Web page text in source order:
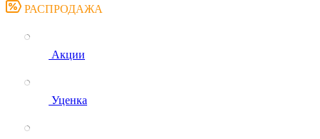
РАСПРОДАЖА
Акции
Уценка